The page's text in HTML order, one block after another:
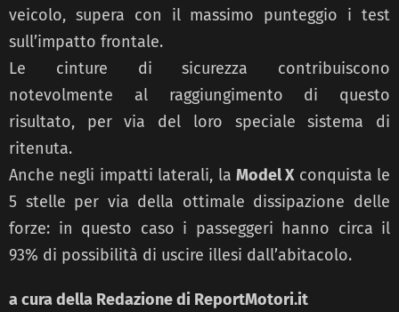
veicolo, supera con il massimo punteggio i test
sull’impatto frontale.
Le cinture di sicurezza contribuiscono
notevolmente al raggiungimento di questo
risultato, per via del loro speciale sistema di
ritenuta.
Anche negli impatti laterali, la Model Xconquista le
5 stelle per via della ottimale dissipazione delle
forze: in questo caso i passeggeri hanno circa il
93% di possibilità di uscire illesi dall’abitacolo.
a cura della Redazione di ReportMotori.it